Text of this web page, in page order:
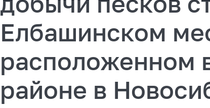
Елбашинском
расположенном
районе в